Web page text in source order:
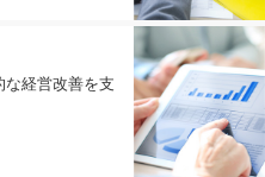
経営改善を支